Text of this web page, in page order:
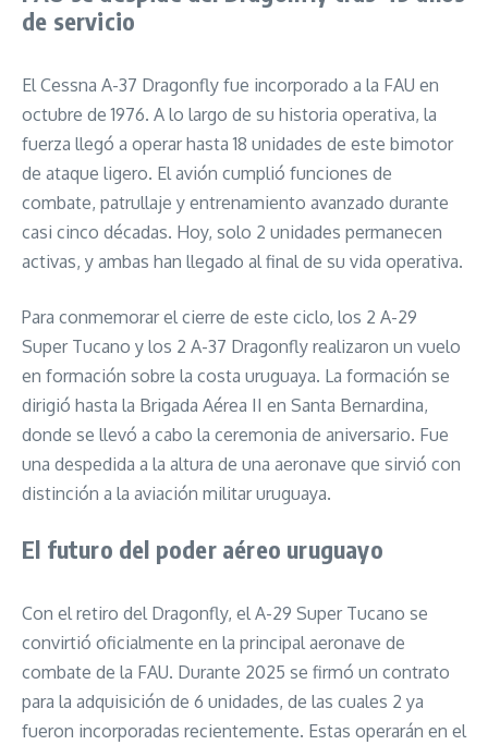
de servicio
El Cessna A-37 Dragonfly fue incorporado a la FAU en
octubre de 1976. A lo largo de su historia operativa, la
fuerza llegó a operar hasta 18 unidades de este bimotor
de ataque ligero. El avión cumplió funciones de
combate, patrullaje y entrenamiento avanzado durante
casi cinco décadas. Hoy, solo 2 unidades permanecen
activas, y ambas han llegado al final de su vida operativa.
Para conmemorar el cierre de este ciclo, los 2 A-29
Super Tucano y los 2 A-37 Dragonfly realizaron un vuelo
en formación sobre la costa uruguaya. La formación se
dirigió hasta la Brigada Aérea II en Santa Bernardina,
donde se llevó a cabo la ceremonia de aniversario. Fue
una despedida a la altura de una aeronave que sirvió con
distinción a la aviación militar uruguaya.
El futuro del poder aéreo uruguayo
Con el retiro del Dragonfly, el A-29 Super Tucano se
convirtió oficialmente en la principal aeronave de
combate de la FAU. Durante 2025 se firmó un contrato
para la adquisición de 6 unidades, de las cuales 2 ya
fueron incorporadas recientemente. Estas operarán en el